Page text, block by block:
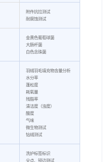
附件抗拉测试
耐腐蚀测试
金黄色葡萄球菌
大肠杆菌
白色念珠菌
羽绒羽毛填充物含量分析
水分率
蓬松度
耗氧量
残脂率
清洁度（浊度）
酸度
气味
微生物测试
钻绒测试
洗护标签标识
尖点、锐边测试